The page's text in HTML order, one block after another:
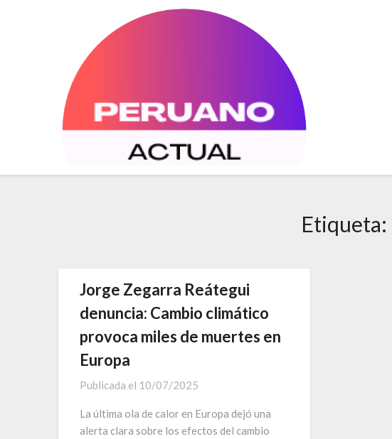
Etiqueta:
Jorge Zegarra Reátegui
denuncia: Cambio climático
provoca miles de muertes en
Europa
Publicada el 10/07/2025
La última ola de calor en Europa dejó una
alerta clara sobre los efectos del cambio